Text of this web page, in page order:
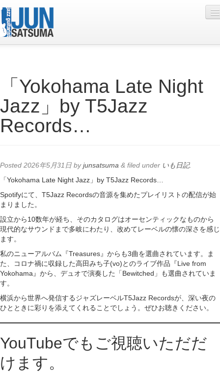
Live Schedule
Discography
Diary
YouTube
Online Lesson
「Yokohama Late Night
Jazz」by T5Jazz
Records…
Posted 2026年5月31日 byjunsatsuma & filed under いも日記.
「Yokohama Late Night Jazz」by T5Jazz Records…
Spotifyにて、T5Jazz Recordsの音源を集めたプレイリストの配信が始
まりました。
設立から10数年が経ち、そのカタログはオーセンティックなものから
現代的なサウンドまで多岐にわたり、改めてレーベルの懐の深さを感じ
ます。
私のニューアルバム『Treasures』からも3曲を選曲されています。ま
た、コロナ禍に収録した高田みち子(vo)とのライブ作品『Live from
Yokohama』から、デュオで演奏した「Bewitched」も選曲されていま
す。
横浜から世界へ発信するジャズレーベルT5Jazz Recordsが、深い夜の
ひとときに彩りを添えてくれることでしょう。ぜひお聴きください。
YouTubeでもご視聴いただだ
けます。